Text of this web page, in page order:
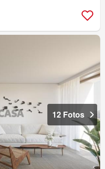
12 Fotos